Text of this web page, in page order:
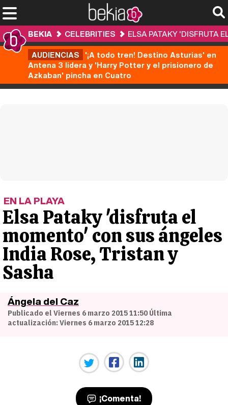
BEKIA CELEBRITIES
ELSA PATAKY 'DISFRUTA
AUDIENCIAS '¡A todo tren! Destino Asturias' en
Antena 3 lidera y 'Harry Potter y el prisionero de
Azkaban' pincha en Cuatro
EN LA PLAYA
Elsa Pataky 'disfruta el
momento' con sus ángeles
India Rose, Tristan y
Sasha
Ángela del Caz
Publicado el Viernes 6 marzo 2015 11:50 Última
actualización: Viernes 6 marzo 2015 12:28
¡Comenta!